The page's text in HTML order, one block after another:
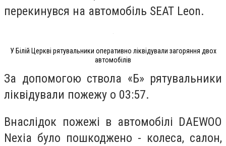
перекинувся на автомобіль SEAT Leon.
У Білій Церкві рятувальники оперативно ліквідували загоряння двох
автомобілів
За допомогою ствола «Б» рятувальники
ліквідували пожежу о 03:57.
Внаслідок пожежі в автомобілі DAEWOO
Nexia було пошкоджено - колеса, салон,